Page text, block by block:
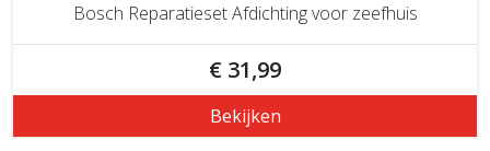
Bosch Reparatieset Afdichting voor zeefhuis
€ 31,99
Bekijken